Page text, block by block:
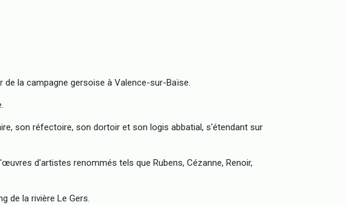
de la campagne gersoise à Valence-sur-Baïse.
son réfectoire, son dortoir et son logis abbatial, s'étendant sur
d'artistes renommés tels que Rubens, Cézanne, Renoir,
de la rivière Le Gers.